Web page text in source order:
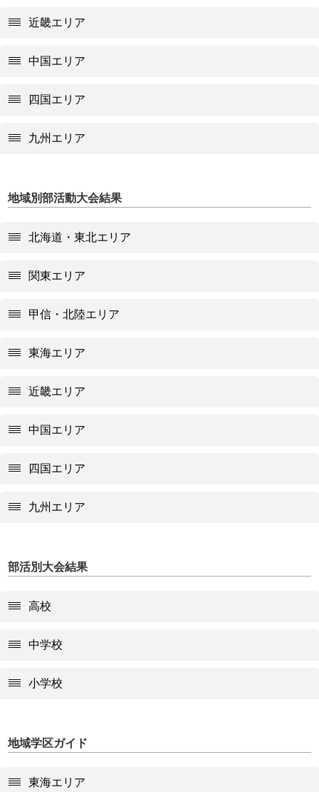
近畿エリア
中国エリア
四国エリア
九州エリア
地域別部活動大会結果
北海道・東北エリア
関東エリア
甲信・北陸エリア
東海エリア
近畿エリア
中国エリア
四国エリア
九州エリア
部活別大会結果
高校
中学校
小学校
地域学区ガイド
東海エリア